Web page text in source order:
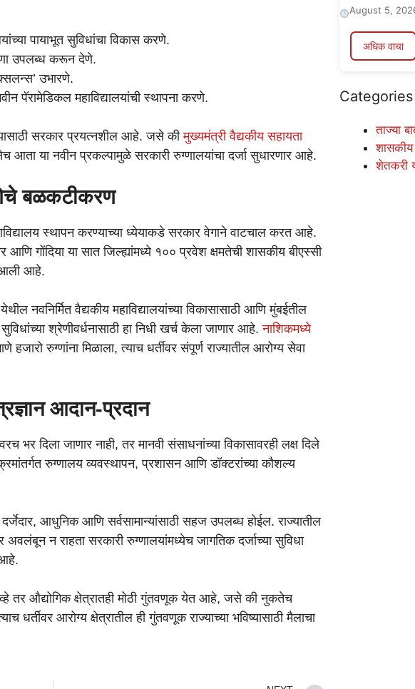
पायाभूत सुविधांचा विकास करणे.
उपलब्ध करून देणे.
उभारणे.
पॅरामेडिकल महाविद्यालयांची स्थापना करणे.
सरकार प्रयत्नशील आहे. जसे कीमुख्यमंत्री वैद्यकीय सहायता
या नवीन प्रकल्पामुळे सरकारी रुग्णालयांचा दर्जा सुधारणार आहे.
बळकटीकरण
स्थापन करण्याच्या ध्येयाकडे सरकार वेगाने वाटचाल करत आहे.
आणि गोंदिया या सात जिल्ह्यांमध्ये १०० प्रवेश क्षमतेची शासकीय बीएस्सी
आली आहे.
नवनिर्मित वैद्यकीय महाविद्यालयांच्या विकासासाठी आणि मुंबईतील
श्रेणीवर्धनासाठी हा निधी खर्च केला जाणार आहे.नाशिकमध्ये
हजारो रुग्णांना मिळाला, त्याच धर्तीवर संपूर्ण राज्यातील आरोग्य सेवा
आदान-प्रदान
भर दिला जाणार नाही, तर मानवी संसाधनांच्या विकासावरही लक्ष दिले
रुग्णालय व्यवस्थापन, प्रशासन आणि डॉक्टरांच्या कौशल्य
दर्जेदार, आधुनिक आणि सर्वसामान्यांसाठी सहज उपलब्ध होईल. राज्यातील
अवलंबून न राहता सरकारी रुग्णालयांमध्येच जागतिक दर्जाच्या सुविधा
तर औद्योगिक क्षेत्रातही मोठी गुंतवणूक येत आहे, जसे की नुकतेच
धर्तीवर आरोग्य क्षेत्रातील ही गुंतवणूक राज्याच्या भविष्यासाठी मैलाचा
August 5,
अधिक वाचा
Categories
ताज्या
शासकीय
शेतकरी